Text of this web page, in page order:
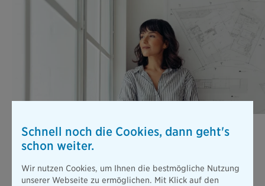
Berufsunfähigkeits­versicherung
Stellen Sie sich vor, Sie können wegen einer Erkrankung oder
Absicherung ist dann viel zu gering, um Ihren bisherigen
Lebensstandard zu halten.
Schnell noch die Cookies, dann geht's
schon weiter.
Wir nutzen Cookies, um Ihnen die bestmögliche Nutzung
unserer Webseite zu ermöglichen. Mit Klick auf den